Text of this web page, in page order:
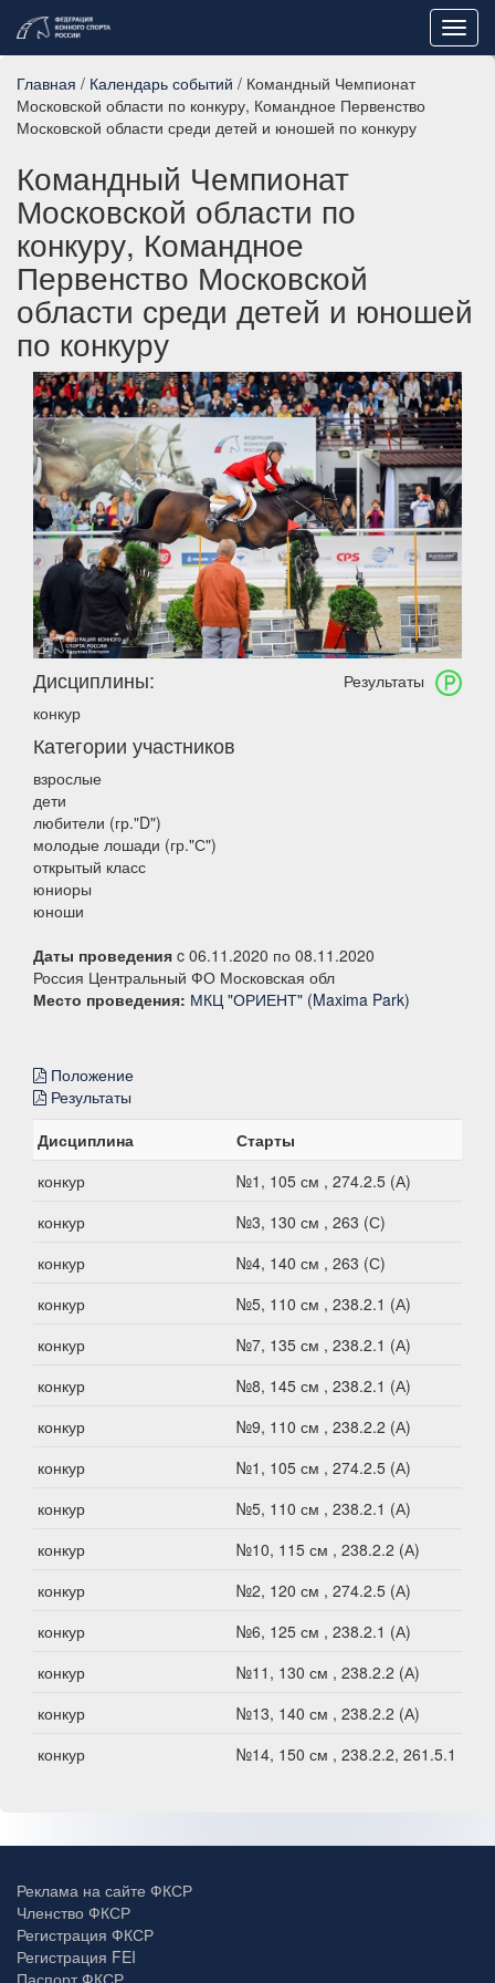
Главная / Календарь событий / Командный Чемпионат
Московской области по конкуру, Командное Первенство
Московской области среди детей и юношей по конкуру
Командный Чемпионат
Московской области по
конкуру, Командное
Первенство Московской
области среди детей и юношей
по конкуру
Результаты
Дисциплины:
конкур
Категории участников
взрослые
дети
любители (гр."D")
молодые лошади (гр."С")
открытый класс
юниоры
юноши
Даты проведения c 06.11.2020 по 08.11.2020
Россия Центральный ФО Московская обл
Место проведения: МКЦ "ОРИЕНТ" (Maxima Park)
Положение
Результаты
Дисциплина
Старты
конкур
№1, 105 см , 274.2.5 (А)
конкур
№3, 130 см , 263 (С)
конкур
№4, 140 см , 263 (С)
конкур
№5, 110 см , 238.2.1 (А)
конкур
№7, 135 см , 238.2.1 (А)
конкур
№8, 145 см , 238.2.1 (А)
конкур
№9, 110 см , 238.2.2 (А)
конкур
№1, 105 см , 274.2.5 (А)
конкур
№5, 110 см , 238.2.1 (А)
конкур
№10, 115 см , 238.2.2 (А)
конкур
№2, 120 см , 274.2.5 (А)
конкур
№6, 125 см , 238.2.1 (А)
конкур
№11, 130 см , 238.2.2 (А)
конкур
№13, 140 см , 238.2.2 (А)
конкур
№14, 150 см , 238.2.2, 261.5.1 (A)
Реклама на сайте ФКСР
Членство ФКСР
Регистрация ФКСР
Регистрация FEI